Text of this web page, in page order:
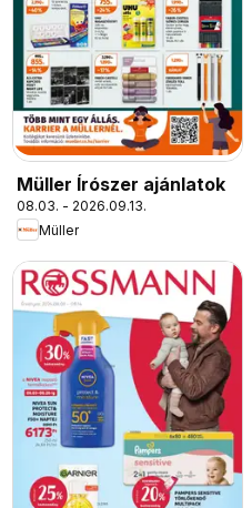
Müller Írószer ajánlatok
08.03. - 2026.09.13.
Müller